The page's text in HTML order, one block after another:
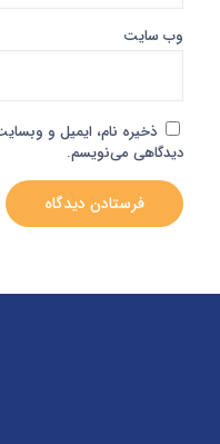
وب‌ سایت
ذخیره نام، ایمیل و
دیدگاهی می‌نویسم.